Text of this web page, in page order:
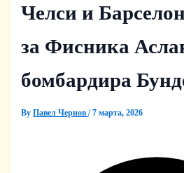
Челси и
за Фисника
бомбардира
ByПавел Чернов/7 марта, 2026